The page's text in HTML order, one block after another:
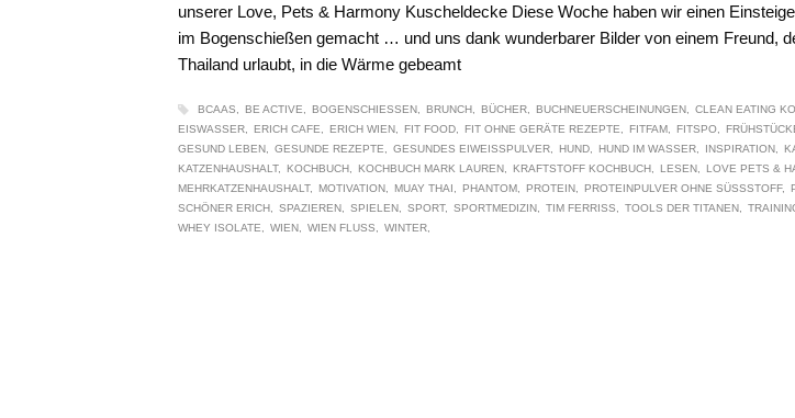
unserer Love, Pets & Harmony Kuscheldecke Diese Woche haben wir einen
im Bogenschießen gemacht … und uns dank wunderbarer Bilder von einem Freund,
Thailand urlaubt, in die Wärme gebeamt
BCAAS BE ACTIVE BOGENSCHIESSEN BRUNCH BÜCHER BUCHNEUERSCHEINUNGEN CLEAN EATING
EISWASSER
ERICH CAFE ERICH WIEN FIT FOOD FIT OHNE GERÄTE REZEPTE FITFAM FITSPO
GESUND LEBEN
GESUNDE REZEPTE GESUNDES EIWEISSPULVER HUND HUND IM WASSER INSPIRATION
KATZENHAUSHALT
KOCHBUCH KOCHBUCH MARK LAUREN KRAFTSTOFF KOCHBUCH LESEN
LOVE PETS &
MEHRKATZENHAUSHALT
MOTIVATION MUAY THAI PHANTOM PROTEIN PROTEINPULVER OHNE SÜSSSTOFF
SCHÖNER ERICH
SPAZIEREN SPIELEN SPORT SPORTMEDIZIN TIM FERRISS TOOLS DER TITANEN
WHEY ISOLATE
WIEN WIEN FLUSS WINTER